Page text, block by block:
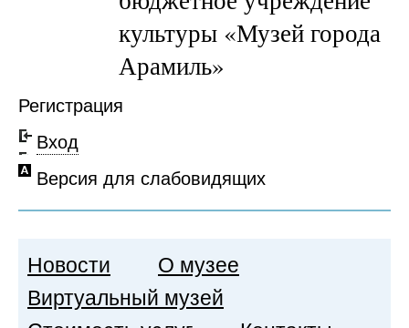
культуры «Музей города
Арамиль»
Регистрация
Вход
Версия для слабовидящих
Новости
О музее
Виртуальный музей